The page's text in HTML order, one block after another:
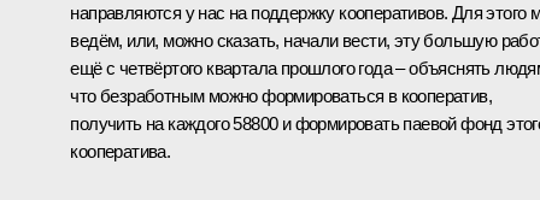
направляются у нас на поддержку кооперативов. Для этого
ведём, или, можно сказать, начали вести, эту большую
ещё с четвёртого квартала прошлого года – объяснять
что безработным можно формироваться в кооператив,
получить на каждого 58800 и формировать паевой фонд
кооператива.